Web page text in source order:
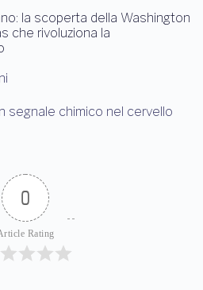
la scoperta della Washington
che rivoluziona la
segnale chimico nel cervello
0
Rating